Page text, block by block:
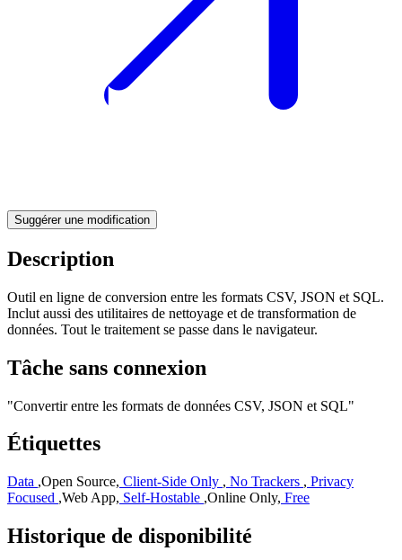
Suggérer une modification
Description
Outil en ligne de conversion entre les formats CSV, JSON et SQL.
Inclut aussi des utilitaires de nettoyage et de transformation de
données. Tout le traitement se passe dans le navigateur.
Tâche sans connexion
"Convertir entre les formats de données CSV, JSON et SQL"
Étiquettes
Data ,Open Source, Client-Side Only , No Trackers , Privacy
Focused ,Web App, Self-Hostable ,Online Only, Free
Historique de disponibilité